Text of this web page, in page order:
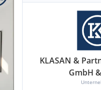
KLASAN &
GmbH